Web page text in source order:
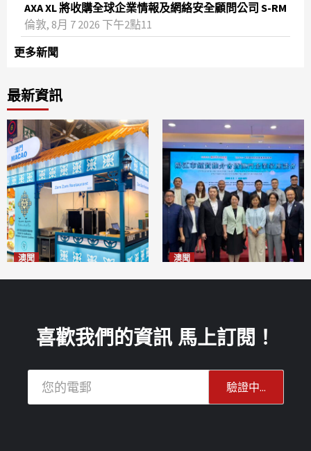
AXA XL 將收購全球企業情報及網絡安全顧問公司 S-RM
倫敦, 8月 7 2026 下午2點11
更多新聞
最新資訊
澳聞 澳聞
喜歡我們的資訊 馬上訂閱！